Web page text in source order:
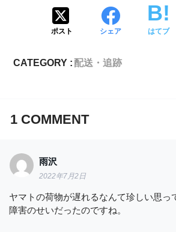
ポスト シェア はてブ
CATEGORY :配送・追跡
1COMMENT
雨沢
2022年7月2日
ヤマトの荷物が遅れるなんて珍しい思っ
障害のせいだったのですね。